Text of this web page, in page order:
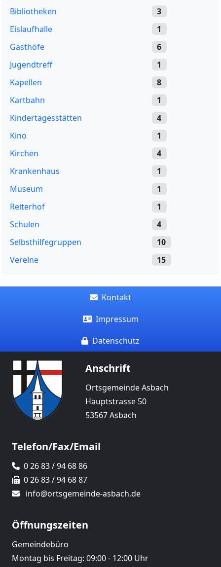
Bibliotheken
3
Eislaufhalle
1
Gasthöfe
6
Jugendtreff
1
Kapellen
8
Kartbahn
1
Kindertagesstätten
4
Kino
1
Kirchen
4
Krankenhaus
1
Museum
1
Reiterhof
1
Schulen
4
Selbsthilfegruppen
10
Vereine
15
Kontakt
Impressum
Datenschutz
Anschrift
Ortsgemeinde Asbach
Hauptstrasse 50
53567 Asbach
Telefon/Fax/Email
0 26 83 / 94 68 86
0 26 83 / 94 68 87
info@ortsgemeinde-asbach.de
Öffnungszeiten
Gemeindebüro
Montag bis Freitag: 09:00 - 12:00 Uhr